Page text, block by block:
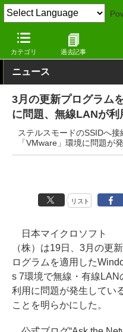
カテゴリ 過去記事
窓の杜 インターネット
ニュース
3月の更新プログラム
に問題、無線LANが
ステルスモードのSSIDへ接
「VMware」環境に問題が
リスト
日本マイクロソフト
（株）は19日、3月の更
ログラムを適用した
s 7環境で無線・有線LAN
利用に問題が発生してい
ことを明らかにした。